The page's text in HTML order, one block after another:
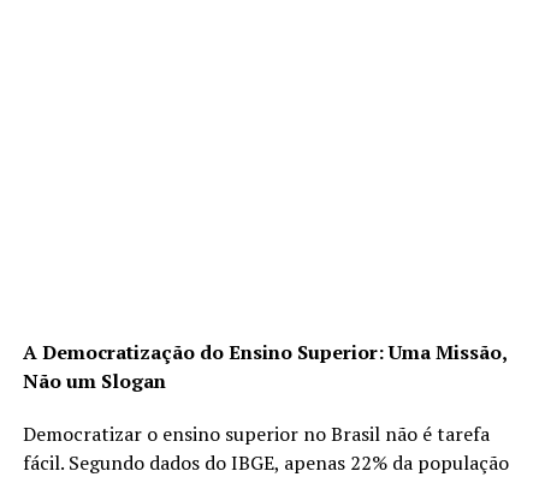
A Democratização do Ensino Superior: Uma Missão,
Não um Slogan
Democratizar o ensino superior no Brasil não é tarefa
fácil. Segundo dados do IBGE, apenas 22% da população